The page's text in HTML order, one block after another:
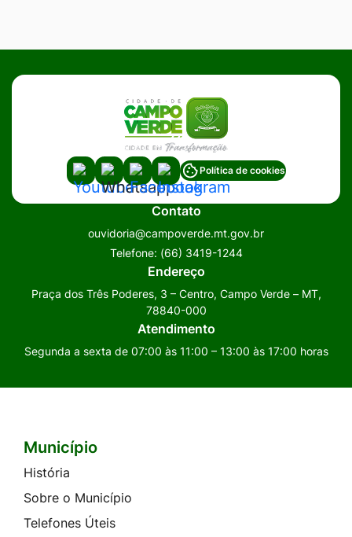
Acessar
a
Social
Acessar
a
Social
Whatsapp
Acessar
a
Rede
Social
Facebook
Acessar
a
Rede
Social
Instagram
Política de cookies
Contato
ouvidoria@campoverde.mt.gov.br
Telefone: (66) 3419-1244
Endereço
Praça dos Três Poderes, 3 – Centro, Campo Verde – MT,
78840-000
Atendimento
Segunda a sexta de 07:00 às 11:00 – 13:00 às 17:00 horas
Seção do Rodapé e Contato
Município
História
Sobre o Município
Telefones Úteis